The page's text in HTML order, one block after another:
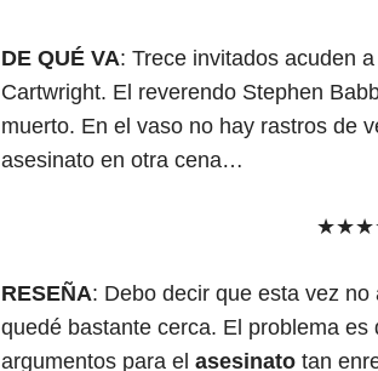
DE QUÉ VA: Trece invitados acuden
Cartwright. El reverendo Stephen
muerto. En el vaso no hay rastros de
asesinato en otra cena…
RESEÑA: Debo decir que esta vez no
quedé bastante cerca. El problema
argumentos para el asesinato tan